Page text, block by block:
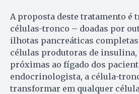
A proposta deste tratamento é
células-tronco – doadas por
ilhotas pancreáticas
células produtoras de
próximas ao fígado dos
endocrinologista, a célula-
transformar em qualquer